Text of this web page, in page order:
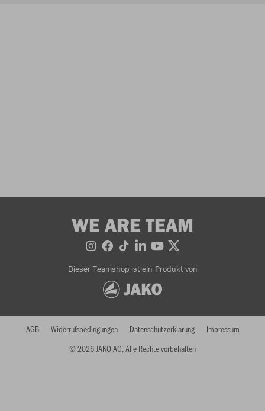
WE ARE TEAM
Dieser Teamshop ist ein Produkt von
© 2026 JAKO AG, Alle Rechte vorbehalten
AGB Widerrufsbedingungen Datenschutzerklärung Impressum